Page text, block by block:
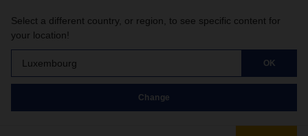
Select a different country, or region, to see specific content for
your location!
Luxembourg OK
Change